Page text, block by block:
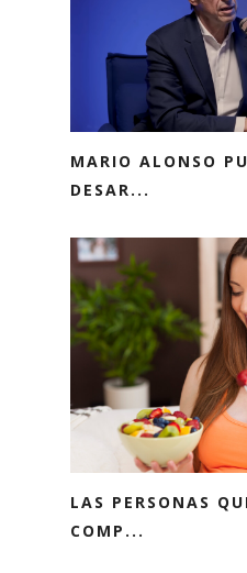
MARIO ALONSO
DESAR...
LAS PERSONAS
COMP...